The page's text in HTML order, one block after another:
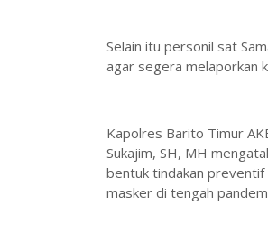
Selain itu personil sat
agar segera melaporkan
Kapolres Barito Timur
Sukajim, SH, MH
bentuk tindakan
masker di tengah